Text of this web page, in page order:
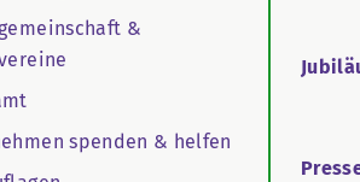
&
spenden & helfen